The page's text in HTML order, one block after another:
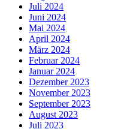
Juli 2024
Juni 2024
Mai 2024
April 2024
März 2024
Februar 2024
Januar 2024
Dezember 2023
November 2023
September 2023
August 2023
Juli 2023